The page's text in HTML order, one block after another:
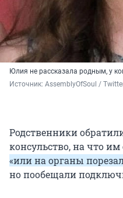
Юлия не рассказала родным, у
Источник: AssemblyOfSoul /
Родственники
консульство, на что
«или на органы
но пообещали